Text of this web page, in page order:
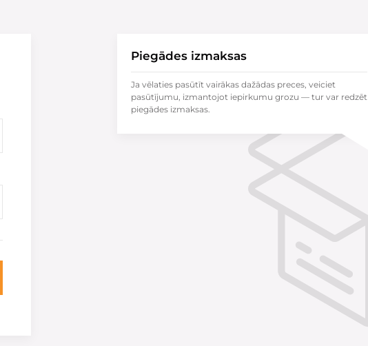
Piegādes izmaksas
Ja vēlaties pasūtīt vairākas dažādas preces, veiciet
pasūtījumu, izmantojot iepirkumu grozu — tur var redzēt
piegādes izmaksas.